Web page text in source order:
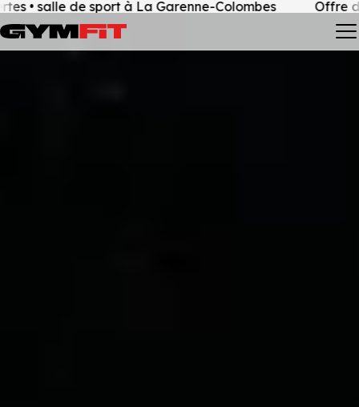
de sport à La Garenne-Colombes Offre de